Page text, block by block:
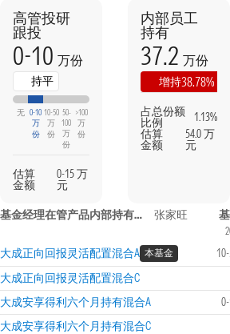
高管投研
跟投
0-10 万份
持平
无 0-10
万
份
10-50
万
份
50-
100
万
份
>100
万
份
估算
金额
0-15 万
元
内部员工
持有
37.2 万份
增持38.78%
占总份额
比例
1.13%
估算
金额
54.0 万
元
基金经理在管产品内部持有信息 张家旺
大成正向回报灵活配置混合A 本基金
大成正向回报灵活配置混合C
大成安享得利六个月持有混合A
大成安享得利六个月持有混合C